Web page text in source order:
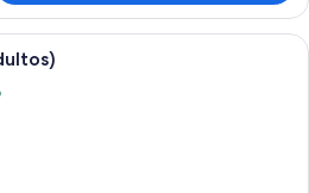
Habitación de hotel con dos camas,